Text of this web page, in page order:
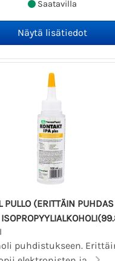
Saatavilla
PULLO (ERITTÄIN PUHDAS
puhdistukseen.